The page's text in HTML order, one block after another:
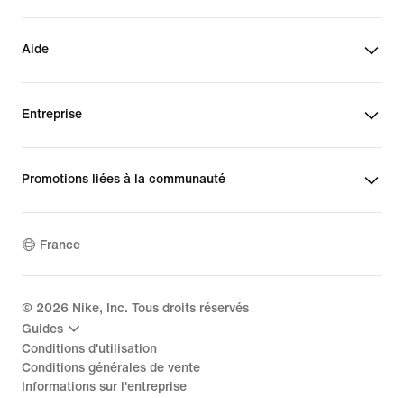
Aide
Entreprise
Promotions liées à la communauté
France
© 2026 Nike, Inc. Tous droits réservés
Guides
Conditions d'utilisation
Conditions générales de vente
Informations sur l'entreprise